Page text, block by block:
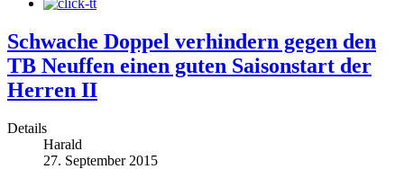
Schwache Doppel verhindern gegen den
TB Neuffen einen guten Saisonstart der
Herren II
Details
Harald
27. September 2015